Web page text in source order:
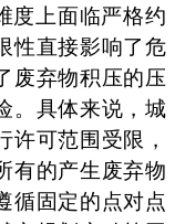
度上面临严格约
性直接影响了危
废弃物积压的压
。具体来说，城
许可范围受限，
有的产生废弃物
循固定的点对点